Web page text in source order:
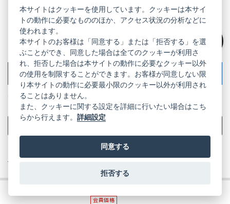
絞り込み
長期安心サービスワイドSOMPO5年
1年保証
5年保証延長サービス
※追加費用あり
詳しく見る
定
¥69,800税込
※この商品は会員の方は特別価格にてご購入いただけます。
ログイン・会員登録はこちら
会員価格
本サイトはクッキーを使用しています。クッキーは本サイ
トの動作に必要なもののほか、アクセス状況の分析などに
使われます。
本サイトのお客様は「同意する」または「拒否する」を選
ぶことができ、同意した場合は全てのクッキーが利用さ
れ、拒否した場合は本サイトの動作に必要なクッキー以外
の使用を制限することができます。お客様が同意しない限
り本サイトの動作に必要最小限のクッキー以外が利用され
ることはありません。
また、クッキーに関する設定を詳細に行いたい場合はこち
らから行えます。詳細設定
同意する
拒否する